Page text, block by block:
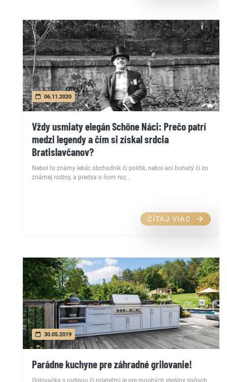
06.11.2020
Vždy usmiaty elegán Schöne Náci: Prečo patrí
medzi legendy a čím si získal srdcia
Bratislavčanov?
Nebol to známy lekár, obchodník či politik, nebol ani bohatý či zo
známej rodiny, a predsa o ňom roz...
ČÍTAJ VIAC
30.05.2019
Parádne kuchyne pre záhradné grilovanie!
Grilovačka s rodinou či priateľmi je pre mnohých ideálny spôsob